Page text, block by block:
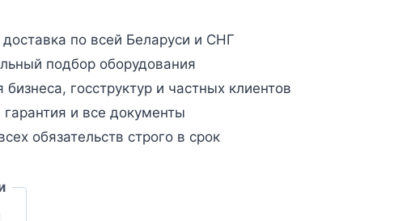
по всей Беларуси и СНГ
подбор оборудования
госструктур и частных клиентов
и все документы
обязательств строго в срок